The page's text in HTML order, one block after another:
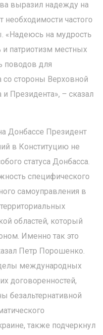
выразил надежду на
необходимости частого
«Надеюсь на мудрость
и патриотизм местных
поводов для
со стороны Верховной
Президента», – сказал
Донбассе Президент
в Конституцию не
статуса Донбасса.
специфического
самоуправления в
областей, который
Именно так это
Петр Порошенко.
международных
договоренностей,
безальтернативной
также подчеркнул